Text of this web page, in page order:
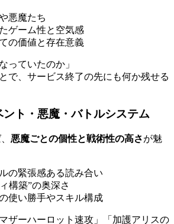
悪魔たち
ゲーム性と空気感
の価値と存在意義
っていたのか」
で、サービス終了の先にも何か残せる
ト・悪魔・バトルシステム
悪魔ごとの個性と戦術性の高さが魅
の緊張感ある読み合い
構築”の奥深さ
使い勝手やスキル構成
ザーハーロット速攻」「加護アリスの